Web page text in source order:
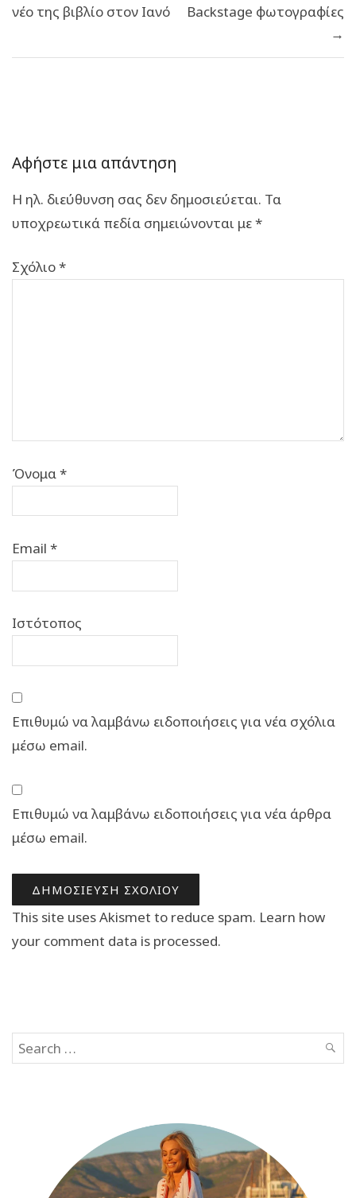
νέο της βιβλίο στον Ιανό
Backstage φωτογραφίες
→
Αφήστε μια απάντηση
Η ηλ. διεύθυνση σας δεν δημοσιεύεται. Τα
υποχρεωτικά πεδία σημειώνονται με*
Σχόλιο*
Όνομα*
Email *
Ιστότοπος
Επιθυμώ να λαμβάνω ειδοποιήσεις για νέα σχόλια
μέσω email.
Επιθυμώ να λαμβάνω ειδοποιήσεις για νέα άρθρα
μέσω email.
This site uses Akismet to reduce spam. Learn how
your comment data is processed.
Search
for: